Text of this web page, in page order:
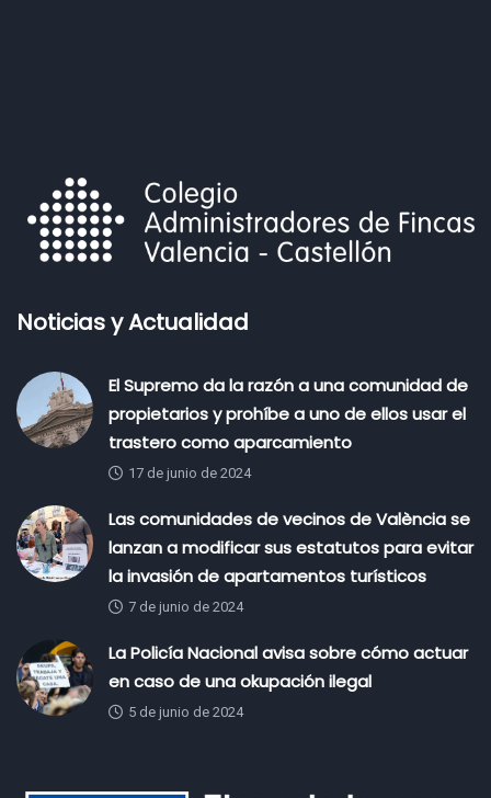
Noticias y Actualidad
El Supremo da la razón a una comunidad de
propietarios y prohíbe a uno de ellos usar el
trastero como aparcamiento
17 de junio de 2024
Las comunidades de vecinos de València se
lanzan a modificar sus estatutos para evitar
la invasión de apartamentos turísticos
7 de junio de 2024
La Policía Nacional avisa sobre cómo actuar
en caso de una okupación ilegal
5 de junio de 2024